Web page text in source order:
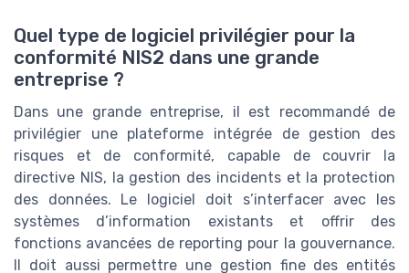
Quel type de logiciel privilégier pour la
conformité NIS2 dans une grande
entreprise ?
Dans une grande entreprise, il est recommandé de
privilégier une plateforme intégrée de gestion des
risques et de conformité, capable de couvrir la
directive NIS, la gestion des incidents et la protection
des données. Le logiciel doit s’interfacer avec les
systèmes d’information existants et offrir des
fonctions avancées de reporting pour la gouvernance.
Il doit aussi permettre une gestion fine des entités